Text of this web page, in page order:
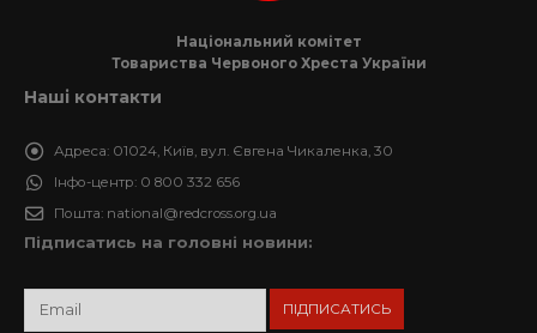
Національний комітет
Товариства Червоного Хреста України
Наші контакти
Адреса: 01024, Київ, вул. Євгена Чикаленка, 30
Інфо-центр: 0 800 332 656
Пошта: national@redcross.org.ua
Підписатись на головні новини: